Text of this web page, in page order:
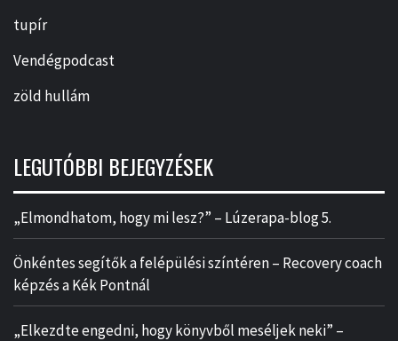
tupír
Vendégpodcast
zöld hullám
LEGUTÓBBI BEJEGYZÉSEK
„Elmondhatom, hogy mi lesz?” – Lúzerapa-blog 5.
Önkéntes segítők a felépülési színtéren – Recovery coach
képzés a Kék Pontnál
„Elkezdte engedni, hogy könyvből meséljek neki” –